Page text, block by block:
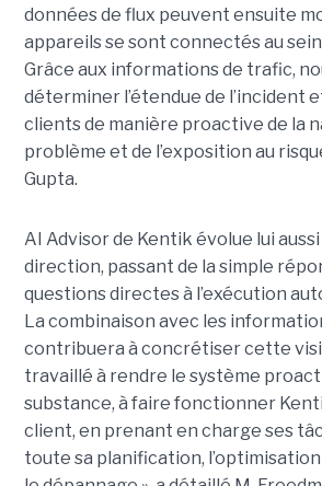
données de flux peuvent ensuite
appareils se sont connectés au sein
Grâce aux informations de trafic,
déterminer l’étendue de l’incident
clients de manière proactive de la
problème et de l’exposition au
Gupta.
AI Advisor de Kentik évolue lui
direction, passant de la simple
questions directes à l’exécution
La combinaison avec les
contribuera à concrétiser cette
travaillé à rendre le système
substance, à faire fonctionner
client, en prenant en charge ses
toute sa planification,